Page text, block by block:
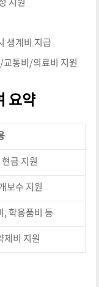
생계비 지급
통비/의료비 지원
요약
금 지원
보수 지원
, 학용품비 등
제비 지원